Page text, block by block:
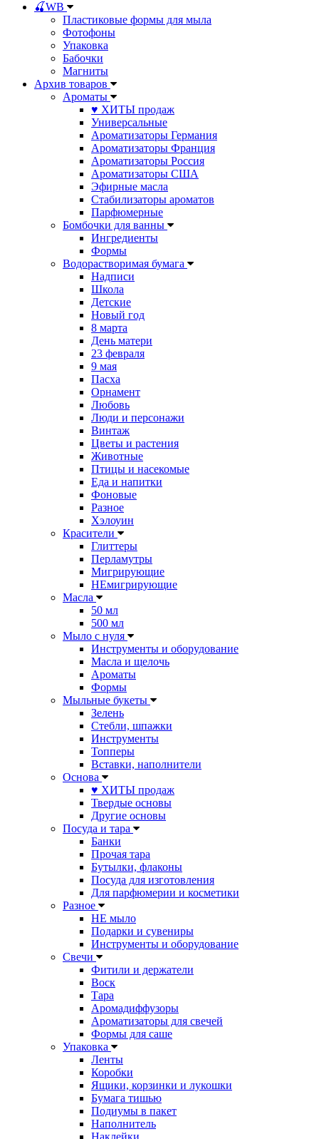
🍒WB
Пластиковые формы для мыла
Фотофоны
Упаковка
Бабочки
Магниты
Архив товаров
Ароматы
♥ ХИТЫ продаж
Универсальные
Ароматизаторы Германия
Ароматизаторы Франция
Ароматизаторы Россия
Ароматизаторы США
Эфирные масла
Стабилизаторы ароматов
Парфюмерные
Бомбочки для ванны
Ингредиенты
Формы
Водорастворимая бумага
Надписи
Школа
Детские
Новый год
8 марта
День матери
23 февраля
9 мая
Пасха
Орнамент
Любовь
Люди и персонажи
Винтаж
Цветы и растения
Животные
Птицы и насекомые
Еда и напитки
Фоновые
Разное
Хэлоуин
Красители
Глиттеры
Перламутры
Мигрирующие
НЕмигрирующие
Масла
50 мл
500 мл
Мыло с нуля
Инструменты и оборудование
Масла и щелочь
Ароматы
Формы
Мыльные букеты
Зелень
Стебли, шпажки
Инструменты
Топперы
Вставки, наполнители
Основа
♥ ХИТЫ продаж
Твердые основы
Другие основы
Посуда и тара
Банки
Прочая тара
Бутылки, флаконы
Посуда для изготовления
Для парфюмерии и косметики
Разное
НЕ мыло
Подарки и сувениры
Инструменты и оборудование
Свечи
Фитили и держатели
Воск
Тара
Аромадиффузоры
Ароматизаторы для свечей
Формы для саше
Упаковка
Ленты
Коробки
Ящики, корзинки и лукошки
Бумага тишью
Подиумы в пакет
Наполнитель